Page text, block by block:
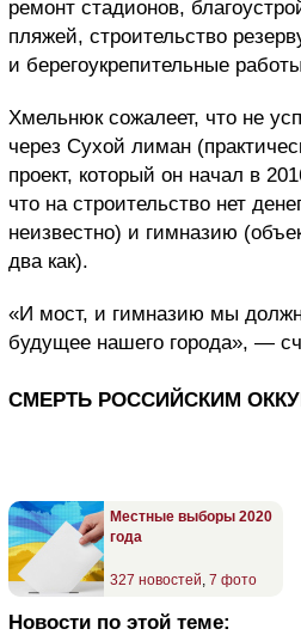
ремонт стадионов,
пляжей, строительство
и берегоукрепительные
Хмельнюк сожалеет, что не
через Сухой лиман
проект, который он начал в
что на строительство нет
неизвестно) и гимназию
два как).
«И мост, и гимназию мы
будущее нашего города», —
СМЕРТЬ РОССИЙСКИМ
Местные выборы 2020
года
327 новостей 7 фото
Новости по этой теме: